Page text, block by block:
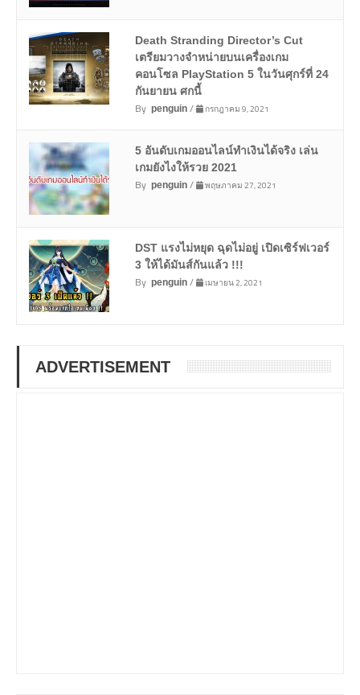
Death Stranding Director’s Cut
เตรียมวางจำหน่ายบนเครื่องเกม
คอนโซล PlayStation 5 ในวันศุกร์ที่ 24
กันยายน ศกนี้
By penguin/ กรกฎาคม 9, 2021
5 อันดับเกมออนไลน์ทำเงินได้จริง เล่น
เกมยังไงให้รวย 2021
By penguin/ พฤษภาคม 27, 2021
DST แรงไม่หยุด ฉุดไม่อยู่ เปิดเซิร์ฟเวอร์
3 ให้ได้มันส์กันแล้ว !!!
By penguin/ เมษายน 2, 2021
ADVERTISEMENT